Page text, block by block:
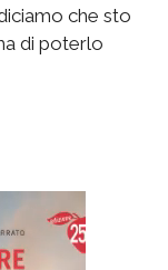
che sto
di poterlo